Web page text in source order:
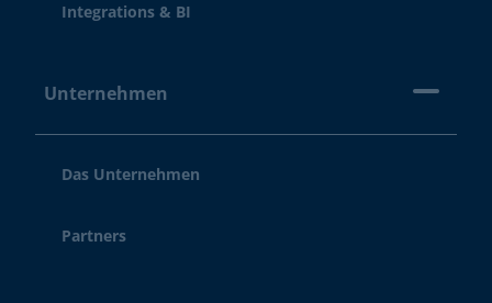
Integrations & BI
Unternehmen
Das Unternehmen
Partners